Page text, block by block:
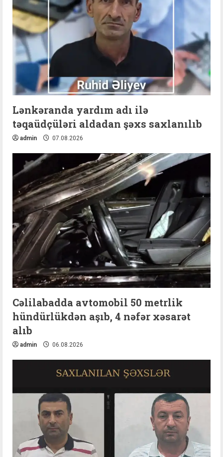
Lənkəranda yardım adı ilə
təqaüdçüləri aldadan şəxs saxlanılıb
admin 07.08.2026
Cəlilabadda avtomobil 50 metrlik
hündürlükdən aşıb, 4 nəfər xəsarət
alıb
admin 06.08.2026